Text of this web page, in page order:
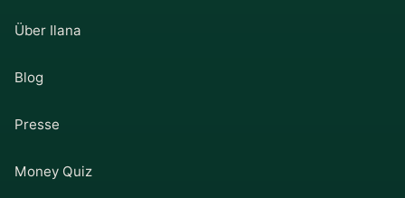
Über Ilana
Blog
Presse
Money Quiz